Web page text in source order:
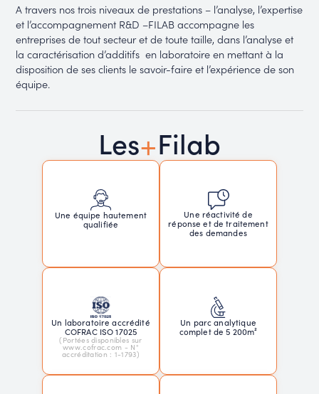
A travers nos trois niveaux de prestations – l’analyse, l’expertise
et l’accompagnement R&D –FILAB accompagne les
entreprises de tout secteur et de toute taille, dans l’analyse et
la caractérisation d’additifs en laboratoire en mettant à la
disposition de ses clients le savoir-faire et l’expérience de son
équipe.
Les+Filab
Une équipe hautement
qualifiée
Une réactivité de
réponse et de traitement
des demandes
Un laboratoire accrédité
COFRAC ISO 17025
(Portées disponibles sur
www.cofrac.com - N°
accréditation : 1-1793)
Un parc analytique
complet de 5 200m²